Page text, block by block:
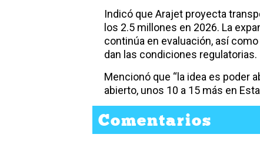
Indicó que Arajet proyecta
los 2.5 millones en 2026. La
continúa en evaluación, así
dan las condiciones regulatorias.
Mencionó que “la idea es poder
abierto, unos 10 a 15 más en
Comentarios